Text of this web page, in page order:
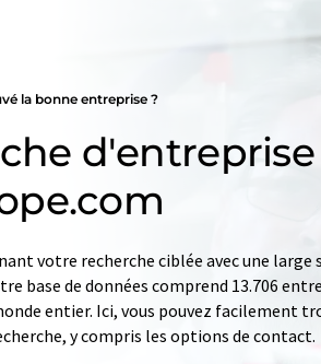
la bonne entreprise ?
d'entreprise
votre recherche ciblée avec une large
base de données comprend 13.706
entier. Ici, vous pouvez facilement
y compris les options de contact.